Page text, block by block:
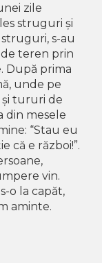
zile
struguri și
s-au
teren prin
După prima
unde pe
și tururi de
din mesele
“Stau eu
că e război!”.
vin.
o la capăt,
aminte.